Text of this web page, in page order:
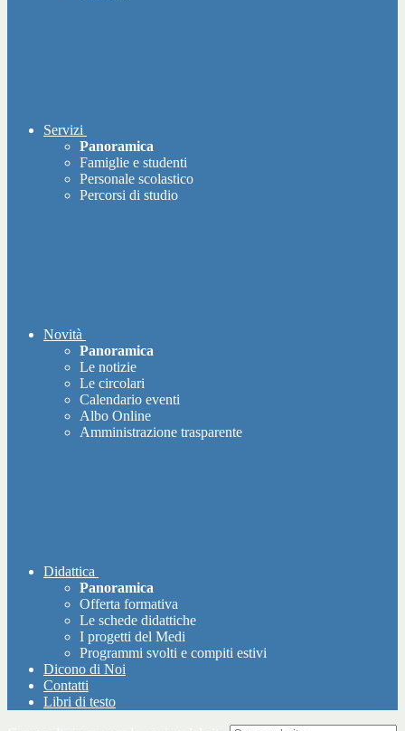
Servizi
Panoramica
Famiglie e studenti
Personale scolastico
Percorsi di studio
Novità
Panoramica
Le notizie
Le circolari
Calendario eventi
Albo Online
Amministrazione trasparente
Didattica
Panoramica
Offerta formativa
Le schede didattiche
I progetti del Medi
Programmi svolti e compiti estivi
Dicono di Noi
Contatti
Libri di testo